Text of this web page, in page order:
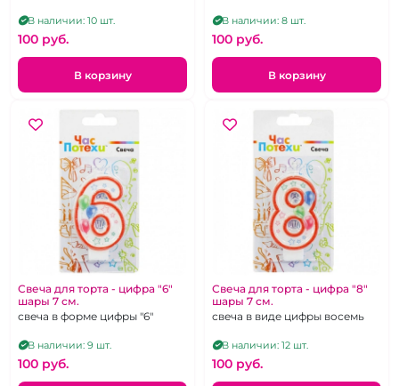
В наличии: 10 шт.
100 pуб.
В корзину
В наличии: 8 шт.
100 pуб.
В корзину
Свеча для торта - цифра "6"
шары 7 см.
свеча в форме цифры "6"
В наличии: 9 шт.
100 pуб.
Свеча для торта - цифра "8"
шары 7 см.
свеча в виде цифры восемь
В наличии: 12 шт.
100 pуб.